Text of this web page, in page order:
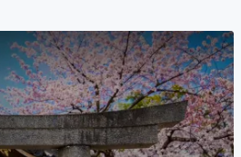
舞台
サービス開発 フー